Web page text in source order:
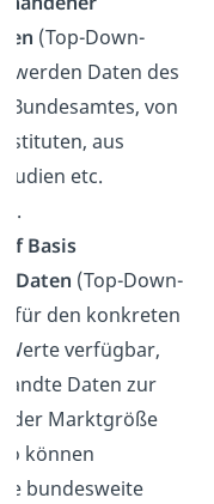
(Top-Down-
werden Daten des
Bundesamtes, von
aus
etc.
Basis
Daten (Top-Down-
für den konkreten
Werte verfügbar,
Daten zur
der Marktgröße
können
bundesweite